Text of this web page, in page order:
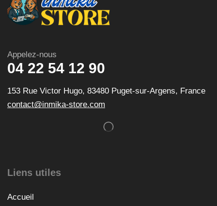
Appelez-nous
04 22 54 12 90
153 Rue Victor Hugo, 83480 Puget-sur-Argens, France
contact@inmika-store.com
Liens utiles
Accueil